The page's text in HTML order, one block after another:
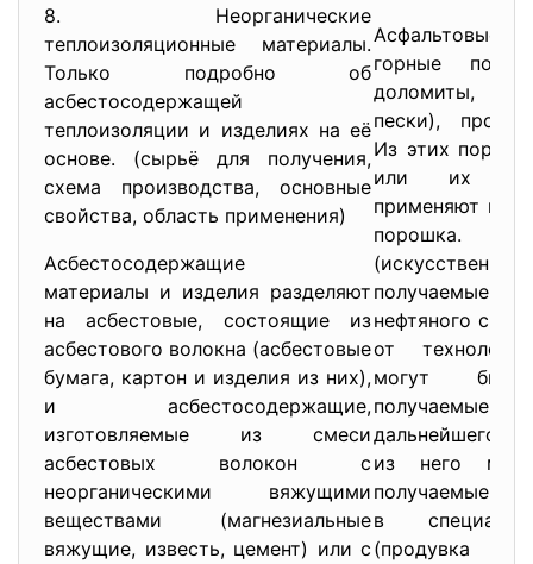
8. Неорганические
теплоизоляционные материалы.
Только подробно об
асбестосодержащей
теплоизоляции и изделиях на её
основе. (сырьё для получения,
схема производства, основные
свойства, область применения)
Асбестосодержащие
материалы и изделия разделяют
на асбестовые, состоящие из
асбестового волокна (асбестовые
бумага, картон и изделия из них),
и асбестосодержащие,
изготовляемые из смеси
асбестовых волокон с
неорганическими вяжущими
веществами (магнезиальные
вяжущие, известь, цемент) или с
Асфальтовые
горные
доломиты,
пески),
Из этих пород
или их
применяют в
порошка.
получаемые
нефтяного
от
могут быть:
получаемые
дальнейшего
из него
получаемые
в
(продувка